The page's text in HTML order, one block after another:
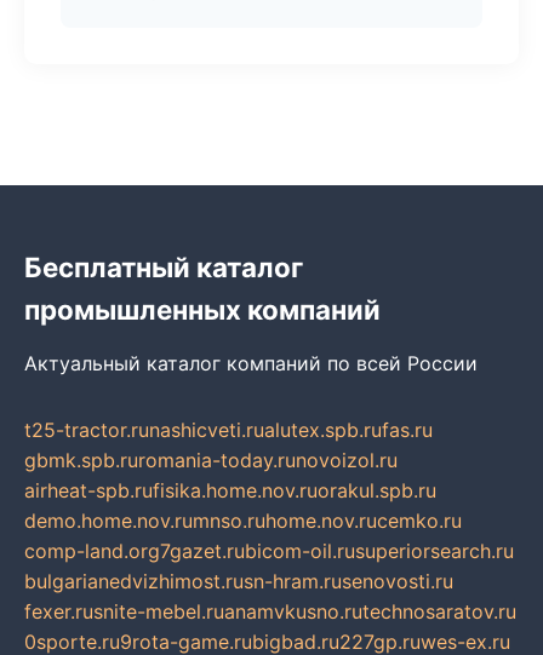
Бесплатный каталог
промышленных компаний
Актуальный каталог компаний по всей России
t25-tractor.runashicveti.rualutex.spb.rufas.ru
gbmk.spb.ruromania-today.runovoizol.ru
airheat-spb.rufisika.home.nov.ruorakul.spb.ru
demo.home.nov.rumnso.ruhome.nov.rucemko.ru
comp-land.org7gazet.rubicom-oil.rusuperiorsearch.ru
bulgarianedvizhimost.rusn-hram.rusenovosti.ru
fexer.rusnite-mebel.ruanamvkusno.rutechnosaratov.ru
0sporte.ru9rota-game.rubigbad.ru227gp.ruwes-ex.ru